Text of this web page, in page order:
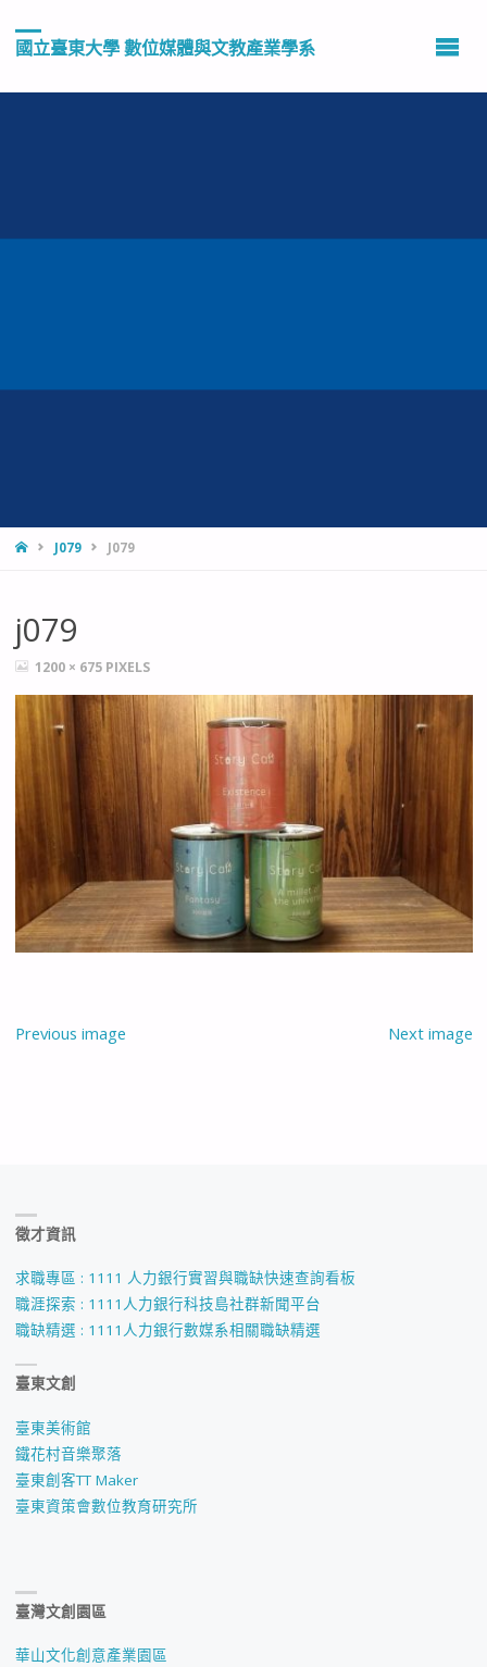
國立臺東大學 數位媒體與文教產業學系
HOMEJ079 J079
j079
FULL1200 × 675 PIXELS
Previous image Next image
徵才資訊
求職專區 : 1111 人力銀行實習與職缺快速查詢看板
職涯探索 : 1111人力銀行科技島社群新聞平台
職缺精選 : 1111人力銀行數媒系相關職缺精選
臺東文創
臺東美術館
鐵花村音樂聚落
臺東創客TT Maker
臺東資策會數位教育研究所
臺灣文創園區
華山文化創意產業園區